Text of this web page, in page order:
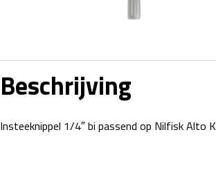
Beschrijving
Insteeknippel 1/4″ bi passend op Nilfisk Alto